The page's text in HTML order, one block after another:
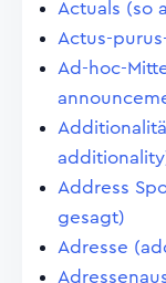
Actuals (so
Actus-
Ad-hoc-
Address
gesagt)
Adresse